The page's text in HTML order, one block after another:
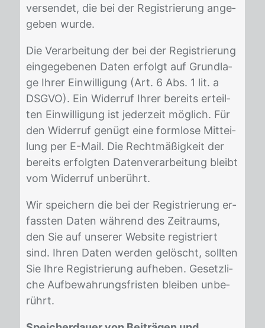
ver­sen­det, die bei der Re­gis­trie­rung an­ge­
ge­ben wur­de.
Die Ver­ar­bei­tung der bei der Re­gis­trie­rung
ein­ge­ge­be­nen Da­ten er­folgt auf Grund­la­
ge Ih­rer Ein­wil­li­gung (Art. 6 Abs. 1 lit. a
DS­GVO). Ein Wi­der­ruf Ih­rer be­reits er­teil­
ten Ein­wil­li­gung ist je­der­zeit mög­lich. Für
den Wi­der­ruf ge­nügt eine form­lo­se Mit­tei­
lung per E-Mail. Die Recht­mä­ßig­keit der
be­reits er­folg­ten Da­ten­ver­ar­bei­tung bleibt
vom Wi­der­ruf un­be­rührt.
Wir spei­chern die bei der Re­gis­trie­rung er­
fass­ten Da­ten wäh­rend des Zeit­raums,
den Sie auf un­se­rer Web­site re­gis­triert
sind. Ih­ren Da­ten wer­den ge­löscht, soll­ten
Sie Ihre Re­gis­trie­rung auf­he­ben. Ge­setz­li­
che Auf­be­wah­rungs­fris­ten blei­ben un­be­
rührt.